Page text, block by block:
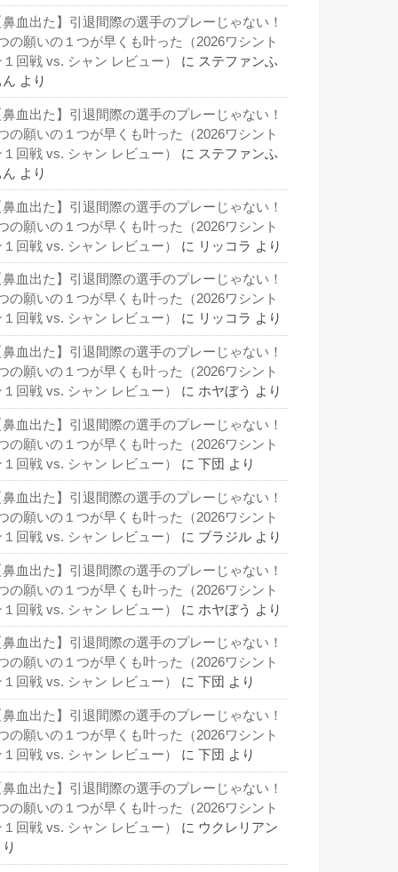
鼻血出た】引退間際の選手のプレーじゃない！
の願いの１つが早くも叶った（2026ワシント
１回戦 vs. シャン レビュー）
に ステファンふ
ん より
鼻血出た】引退間際の選手のプレーじゃない！
の願いの１つが早くも叶った（2026ワシント
１回戦 vs. シャン レビュー）
に ステファンふ
ん より
鼻血出た】引退間際の選手のプレーじゃない！
の願いの１つが早くも叶った（2026ワシント
１回戦 vs. シャン レビュー）
に リッコラ より
鼻血出た】引退間際の選手のプレーじゃない！
の願いの１つが早くも叶った（2026ワシント
１回戦 vs. シャン レビュー）
に リッコラ より
鼻血出た】引退間際の選手のプレーじゃない！
の願いの１つが早くも叶った（2026ワシント
１回戦 vs. シャン レビュー）
に ホヤぼう より
鼻血出た】引退間際の選手のプレーじゃない！
の願いの１つが早くも叶った（2026ワシント
１回戦 vs. シャン レビュー）
に 下団 より
鼻血出た】引退間際の選手のプレーじゃない！
の願いの１つが早くも叶った（2026ワシント
１回戦 vs. シャン レビュー）
に ブラジル より
鼻血出た】引退間際の選手のプレーじゃない！
の願いの１つが早くも叶った（2026ワシント
１回戦 vs. シャン レビュー）
に ホヤぼう より
鼻血出た】引退間際の選手のプレーじゃない！
の願いの１つが早くも叶った（2026ワシント
１回戦 vs. シャン レビュー）
に 下団 より
鼻血出た】引退間際の選手のプレーじゃない！
の願いの１つが早くも叶った（2026ワシント
１回戦 vs. シャン レビュー）
に 下団 より
鼻血出た】引退間際の選手のプレーじゃない！
の願いの１つが早くも叶った（2026ワシント
１回戦 vs. シャン レビュー）
に ウクレリアン